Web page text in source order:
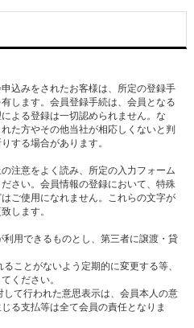
込みをされたお客様は、所定の登録手
します。会員登録手続は、会員となる
よる登録は一切認められません。な
た方やその他当社が相応しくないと判
する場合があります。
注意をよく読み、所定の入力フォーム
さい。会員情報の登録において、特殊
ご使用になれません。これらの文字が
します。
用できるものとし、第三者に譲渡・貸
ことがないよう定期的に変更する等、
ください。
て行われた意思表示は、会員本人の意
る支払等は全て会員の責任となりま